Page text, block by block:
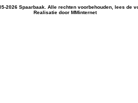
2026 Spaarbaak. Alle rechten voorbehouden, lees de
Realisatie door MMinternet